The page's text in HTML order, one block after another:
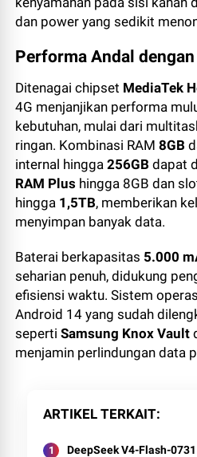
dan power yang sedikit
Performa Andal
Ditenagai chipset MediaTek
4G menjanjikan performa
kebutuhan, mulai dari
ringan. Kombinasi RAM8GB
internal hingga256GB dapat
RAM Plus hingga 8GB dan
hingga 1,5TB, memberikan
menyimpan banyak data.
Baterai berkapasitas 5.000
seharian penuh, didukung
efisiensi waktu. Sistem
Android 14 yang sudah
sepertiSamsung Knox Vault
menjamin perlindungan data
ARTIKEL TERKAIT
DeepSeek V4-Flash-